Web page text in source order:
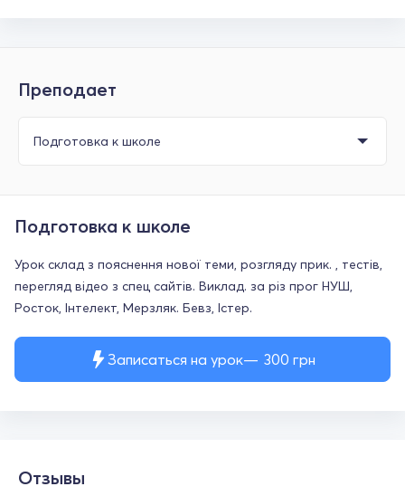
Преподает
Записаться на урок 300 грн
Подготовка к школе
Урок склад з пояснення нової теми, розгляду прик. , тестів,
перегляд відео з спец сайтів. Виклад. за різ прог НУШ,
Росток, Інтелект, Мерзляк. Бевз, Істер.
Отзывы